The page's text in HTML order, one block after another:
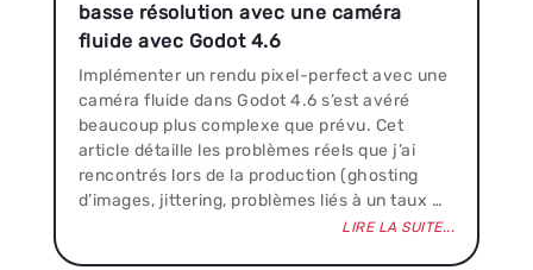
basse résolution avec une caméra
fluide avec Godot 4.6
Implémenter un rendu pixel-perfect avec une
caméra fluide dans Godot 4.6 s’est avéré
beaucoup plus complexe que prévu. Cet
article détaille les problèmes réels que j’ai
rencontrés lors de la production (ghosting
d’images, jittering, problèmes liés à un taux …
LIRE LA SUITE...